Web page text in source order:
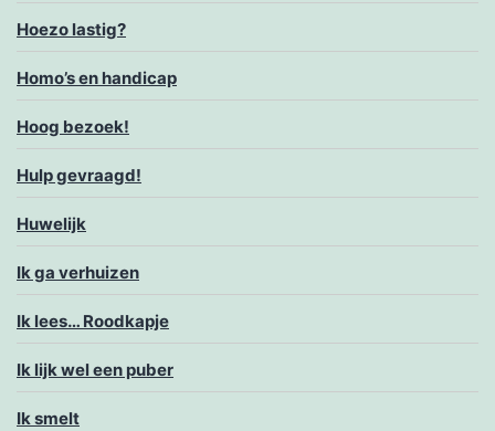
Hoezo lastig?
Homo’s en handicap
Hoog bezoek!
Hulp gevraagd!
Huwelijk
Ik ga verhuizen
Ik lees… Roodkapje
Ik lijk wel een puber
Ik smelt